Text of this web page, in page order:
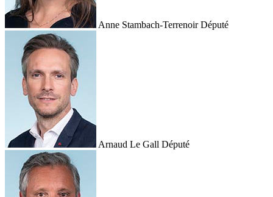
Anne Stambach-Terrenoir Député
Arnaud Le Gall Député